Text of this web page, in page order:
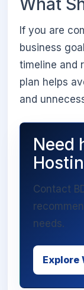
What
If you are
business
timeline and
plan helps
and
Need
Contact
needs.
Explore